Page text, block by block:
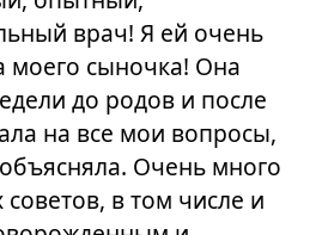
врач! Я ей очень
моего сыночка! Она
до родов и после
на все мои вопросы,
Очень много
в том числе и